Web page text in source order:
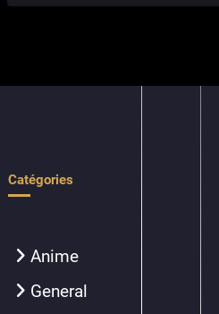
Catégories
Anime
General